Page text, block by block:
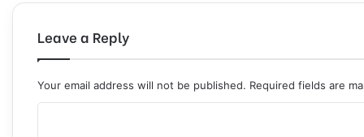
Leave a Reply
Your email address will not be published. Required fields are